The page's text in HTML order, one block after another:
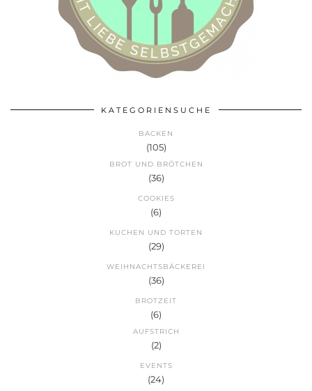
KATEGORIENSUCHE
BACKEN
(105)
BROT UND BRÖTCHEN
(36)
COOKIES
(6)
KUCHEN UND TORTEN
(29)
WEIHNACHTSBÄCKEREI
(36)
BROTZEIT
(6)
AUFSTRICH
(2)
EVENTS
(24)